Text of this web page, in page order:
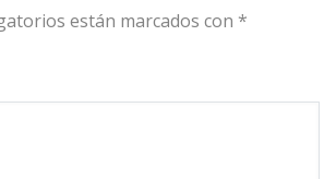
están marcados con *